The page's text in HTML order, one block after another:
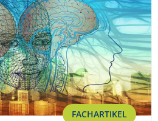
FACHARTIKEL